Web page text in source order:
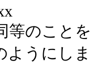
等のこと
ようにし